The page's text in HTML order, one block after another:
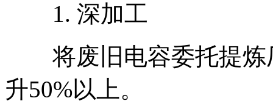
1. 深加工
将废旧电容委托提炼
升50%以上。